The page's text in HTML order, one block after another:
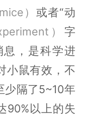
） 或者“动
） 字
，是科学进
小鼠有效，不
少隔了5~10年
90%以上的失